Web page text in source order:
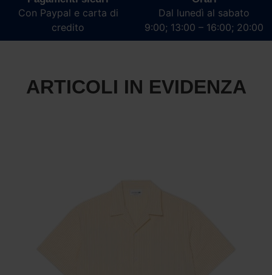
Con Paypal e carta di
credito
Dal lunedì al sabato
9:00; 13:00 – 16:00; 20:00
ARTICOLI IN EVIDENZA